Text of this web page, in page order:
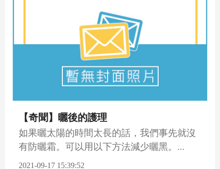
【奇聞】曬後的護理
如果曬太陽的時間太長的話，我們事先就沒
有防曬霜。可以用以下方法減少曬黑。...
2021-09-17 15:39:52